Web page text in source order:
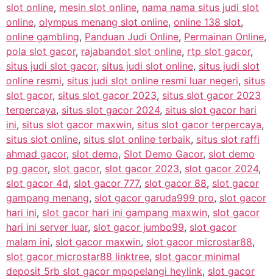
slot online, mesin slot online, nama nama situs judi slot
online, olympus menang slot online, online 138 slot,
online gambling, Panduan Judi Online, Permainan Online,
pola slot gacor, rajabandot slot online, rtp slot gacor,
situs judi slot gacor, situs judi slot online, situs judi slot
online resmi, situs judi slot online resmi luar negeri, situs
slot gacor, situs slot gacor 2023, situs slot gacor 2023
terpercaya, situs slot gacor 2024, situs slot gacor hari
ini, situs slot gacor maxwin, situs slot gacor terpercaya,
situs slot online, situs slot online terbaik, situs slot raffi
ahmad gacor, slot demo, Slot Demo Gacor, slot demo
pg gacor, slot gacor, slot gacor 2023, slot gacor 2024,
slot gacor 4d, slot gacor 777, slot gacor 88, slot gacor
gampang menang, slot gacor garuda999 pro, slot gacor
hari ini, slot gacor hari ini gampang maxwin, slot gacor
hari ini server luar, slot gacor jumbo99, slot gacor
malam ini, slot gacor maxwin, slot gacor microstar88,
slot gacor microstar88 linktree, slot gacor minimal
deposit 5rb slot gacor mpopelangi heylink, slot gacor